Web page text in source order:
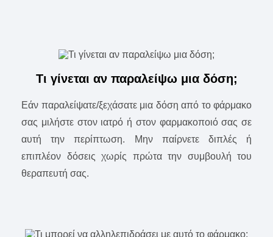
Τι γίνεται αν παραλείψω μια δόση;
Εάν παραλείψατε/ξεχάσατε μια δόση από το φάρμακο
σας μιλήστε στον ιατρό ή στον φαρμακοποιό σας σε
αυτή την περίπτωση. Μην παίρνετε διπλές ή
επιπλέον δόσεις χωρίς πρώτα την συμβουλή του
θεραπευτή σας.